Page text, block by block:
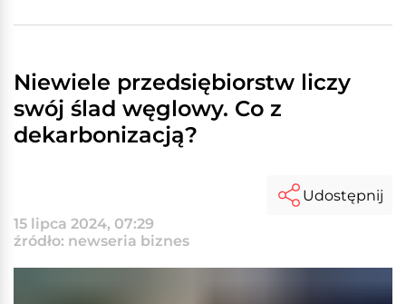
Niewiele przedsiębiorstw liczy
swój ślad węglowy. Co z
dekarbonizacją?
15 lipca 2024, 07:29
źródło: newseria biznes
Udostępnij